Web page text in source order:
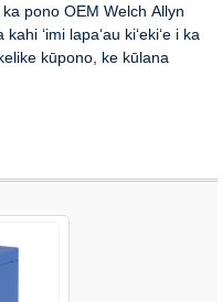
ka pono OEM Welch Allyn
ʻimi lapaʻau kiʻekiʻe i ka
kūpono, ke kūlana